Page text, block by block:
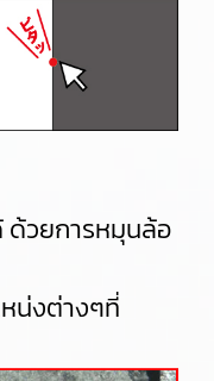
ด้วยการหมุนล้อ
น่งต่างๆที่